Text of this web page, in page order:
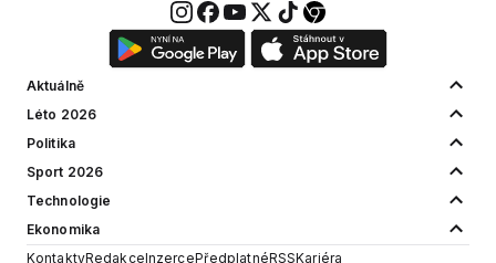
Aktuálně
Léto 2026
Politika
Sport 2026
Technologie
Ekonomika
KontaktyRedakceInzercePředplatnéRSSKariéra